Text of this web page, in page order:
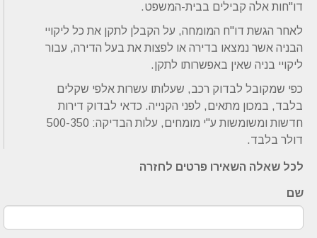
דו"חות אלה קבילים בבית-המשפט.
לאחר הגשת דו"ח המומחה, על הקבלן לתקן את כל ליקויי
הבניה אשר נמצאו בדירה או לפצות את בעל הדירה, עבור
ליקויי בניה שאין באפשרותו לתקן.
כפי שמקובל לבדוק רכב, שעלותו עשרות אלפי שקלים
בלבד, במכון מתאים, לפני הקנייה. כדאי לבדוק דירות
חדשות ומשומשות ע"י מומחים, עלות הבדיקה: 500-350
דולר בלבד.
לכל שאלה השאירו פרטים לחזרה
שם